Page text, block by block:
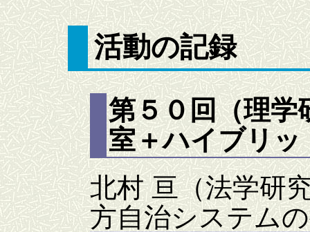
活動の記録
第５０回（理学
室＋ハイブリ
北村 亘（法学研
方自治システム